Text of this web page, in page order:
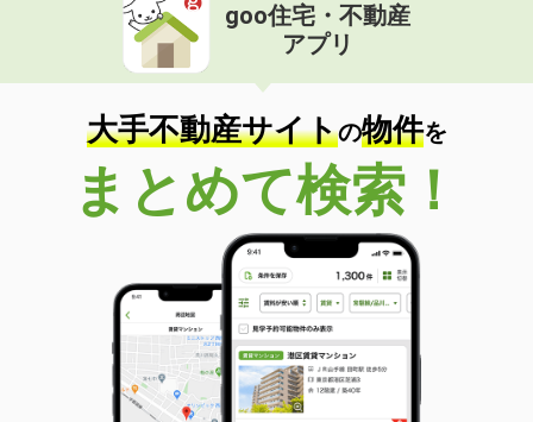
goo住宅・不動産
アプリ
大手不動産サイトの物件を
まとめて検索！